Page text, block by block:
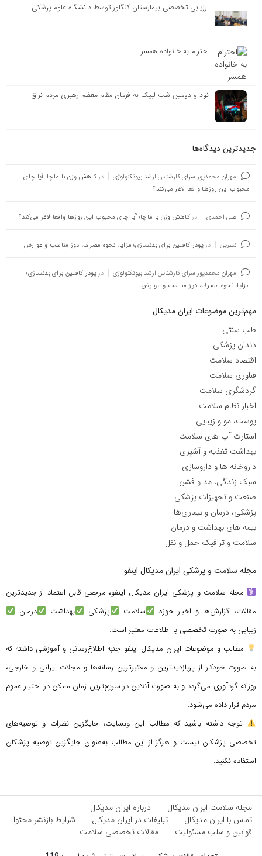
ارزیابی تخصصی بیمارستان کنگاور توسط دانشگاه علوم پزشکی
احترام به خانواده همسر
نود و دومین شب لبیک به فرمان مقام معظم رهبری مردم نراق
جدیدترین دیدگاه‌‌ها
مهران محمدپور سرای کارشناس ارشد بیوتکنولوژی در کاهش وزن با ماچا؛ آیا چای
محبوب این روزها واقعا لاغر می‌کند؟
علی احمدی در کاهش وزن با ماچا؛ آیا چای محبوب این روزها واقعا لاغر می‌کند؟
نسرین در پودر کافئین برای بدنسازی؛ مزایا، نحوه مصرف، دوز مناسب و عوارض
مهران محمدپور سرای کارشناس ارشد بیوتکنولوژی در پودر کافئین برای بدنسازی؛
مزایا، نحوه مصرف، دوز مناسب و عوارض
مهم‌ترین موضوعات ایران مدیکال
طب سنتی
دندان پزشکی
اقتصاد سلامت
فناوری سلامت
گردشگری سلامت
اخبار نظام سلامت
پوست، مو و زیبایی
استارت آپ های سلامت
بهداشت تغذیه و آشپزی
داروخانه ها و داروسازی
سبک زندگی، مد و فشن
صنعت و تجهیزات پزشکی
پزشکی، درمان و بیماری‌ها
بیمه های بهداشت و درمان
سلامت و ترافیک حمل و نقل
مجله سلامت و پزشکی ایران مدیکال اینفو
مجله سلامت و پزشکی ایران مدیکال اینفو، مرجعی قابل اعتماد از جدیدترین
مقالات، گزارش‌ها و اخبار حوزه
سلامت پزشکی بهداشت
درمان
زیبایی به صورت تخصصی با اطلاعات معتبر است.
مطالب و موضوعات ایران مدیکال اینفو جنبه اطلاع‌رسانی و آموزشی داشته که
به صورت خودکار از پربازدیدترین و معتبرترین رسانه‌ها و مجلات ایرانی و خارجی،
روزانه گردآوری می‌گردد و به صورت آنلاین در سریع‌ترین زمان ممکن در اختیار عموم
مردم قرار داده می‌شود.
توجه داشته باشید که مطالب این وبسایت، جایگزین نظرات و توصیه‌های
تخصصی پزشکان نیست و هرگز از این مطالب به‌عنوان جایگزین توصیه پزشکان
استفاده نکنید.
مجله سلامت ایران مدیکال
درباره ایران مدیکال
تماس با ایران مدیکال
تبلیغات در ایران مدیکال
شرایط بازنشر محتوا
قوانین و سلب مسئولیت
مقالات تخصصی سلامت